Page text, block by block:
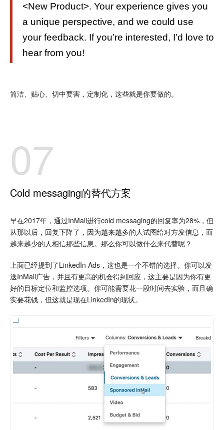
<New Product>. Your experience gives you
a unique perspective, and we could use
your feedback. If you’re interested, I’d love to
hear from you!
简洁、贴心、切中要害，定制化，这些就是你要做的。
07
Cold messaging的替代方案
早在2017年，通过InMail进行cold messaging的回复率为28%，但
从那以后，回复下降了，因为越来越多的人试图给对方发信息，而
越来越少的人相信那些信息。那么你可以做什么来代替呢？
上面已经提到了LinkedIn Ads，这也是一个不错的选择。你可以发
送InMail广告，并且有更高的机会得到回应，这主要是因为你有更
好的目标定位和监控选项。你可能需要花一段时间去实验，而且确
实要花钱，但这就是现在LinkedIn的现状。